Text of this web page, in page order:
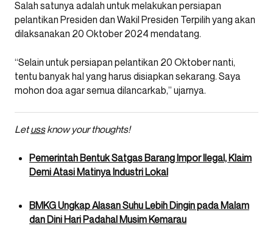
Salah satunya adalah untuk melakukan persiapan
pelantikan Presiden dan Wakil Presiden Terpilih yang akan
dilaksanakan 20 Oktober 2024 mendatang.
“Selain untuk persiapan pelantikan 20 Oktober nanti,
tentu banyak hal yang harus disiapkan sekarang. Saya
mohon doa agar semua dilancarkab,” ujarnya.
Letussknow your thoughts!
Pemerintah Bentuk Satgas Barang Impor Ilegal, Klaim
Demi Atasi Matinya Industri Lokal
BMKG Ungkap Alasan Suhu Lebih Dingin pada Malam
dan Dini Hari Padahal Musim Kemarau